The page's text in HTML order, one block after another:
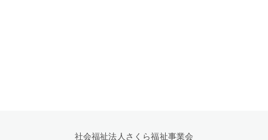
社会福祉法人さくら福祉事業会